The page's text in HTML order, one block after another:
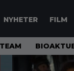
NYHETER FILM